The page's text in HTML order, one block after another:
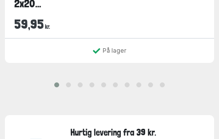
2x20...
59,95 kr.
På lager
Hurtig levering fra 39 kr.